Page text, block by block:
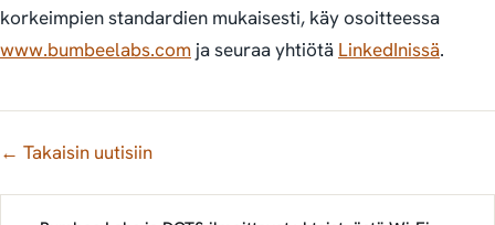
korkeimpien standardien mukaisesti, käy osoitteessa
www.bumbeelabs.com ja seuraa yhtiötä LinkedInissä.
← Takaisin uutisiin